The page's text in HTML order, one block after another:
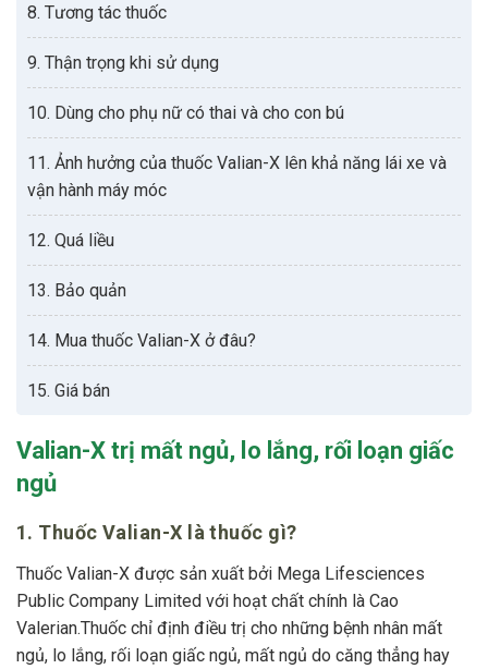
8. Tương tác thuốc
9. Thận trọng khi sử dụng
10. Dùng cho phụ nữ có thai và cho con bú
11. Ảnh hưởng của thuốc Valian-X lên khả năng lái xe và
vận hành máy móc
12. Quá liều
13. Bảo quản
14. Mua thuốc Valian-X ở đâu?
15. Giá bán
Valian-X trị mất ngủ, lo lắng, rối loạn giấc
ngủ
1. Thuốc Valian-X là thuốc gì?
Thuốc Valian-X được sản xuất bởi Mega Lifesciences
Public Company Limited với hoạt chất chính là Cao
Valerian.Thuốc chỉ định điều trị cho những bệnh nhân mất
ngủ, lo lắng, rối loạn giấc ngủ, mất ngủ do căng thẳng hay